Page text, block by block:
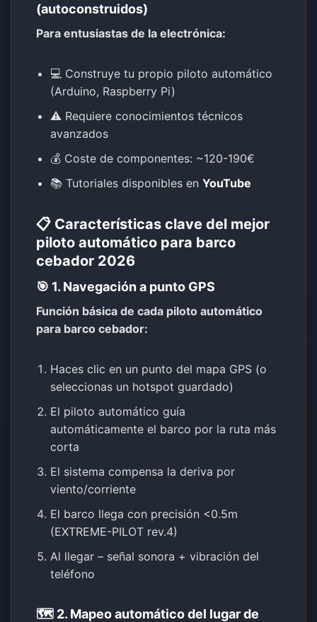
(autoconstruidos)
Para entusiastas de la electrónica:
💻 Construye tu propio piloto automático
(Arduino, Raspberry Pi)
⚠️ Requiere conocimientos técnicos
avanzados
💰 Coste de componentes: ~120-190€
📚 Tutoriales disponibles enYouTube
📋 Características clave del mejor
piloto automático para barco
cebador 2026
🎯 1. Navegación a punto GPS
Función básica de cada piloto automático
para barco cebador:
Haces clic en un punto del mapa GPS (o
seleccionas un hotspot guardado)
El piloto automático guía
automáticamente el barco por la ruta más
corta
El sistema compensa la deriva por
viento/corriente
El barco llega con precisión <0.5m
(EXTREME-PILOT rev.4)
Al llegar – señal sonora + vibración del
teléfono
🗺️ 2. Mapeo automático del lugar de